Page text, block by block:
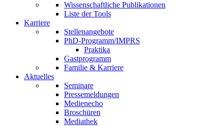
Wissenschaftliche Publikationen
Liste der Tools
Karriere
Stellenangebote
PhD-Programm/IMPRS
Praktika
Gastprogramm
Familie & Karriere
Aktuelles
Seminare
Pressemeldungen
Medienecho
Broschüren
Mediathek